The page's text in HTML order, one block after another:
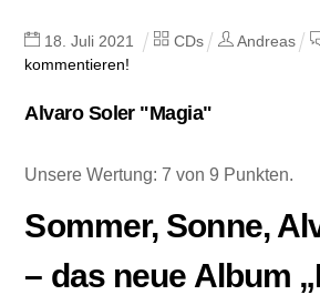
18 .Juli 2021 CDs Andreas
kommentieren!
Alvaro Soler "Magia"
Unsere Wertung: 7 von 9 Punkten.
Sommer, Sonne,
– das neue Album